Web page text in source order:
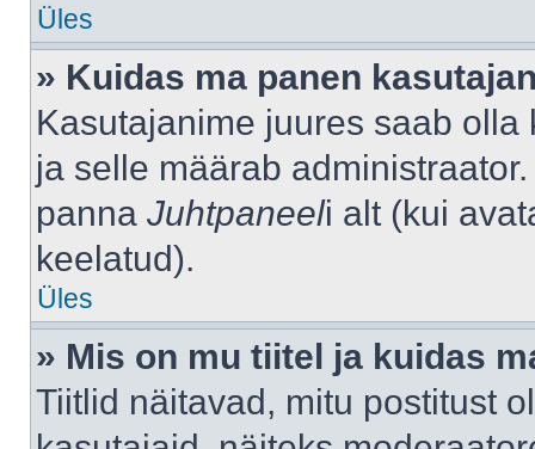
Üles
» Kuidas ma panen
Kasutajanime juures saab
ja selle määrab
panna Juhtpaneeli alt (kui
keelatud).
Üles
» Mis on mu tiitel ja kuidas
Tiitlid näitavad, mitu postitust